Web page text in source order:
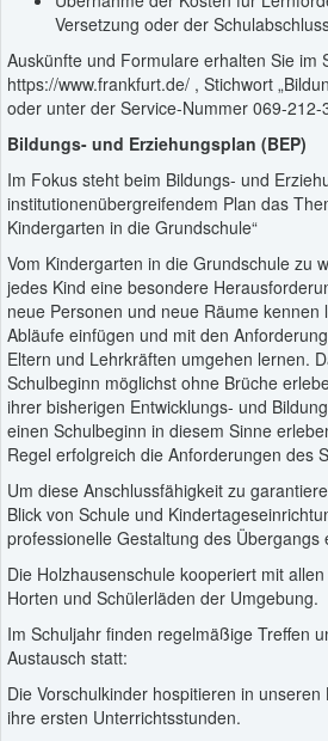
Versetzung oder der
Auskünfte und Formulare erhalten Sie im
https://www.frankfurt.de/ , Stichwort
oder unter der Service-Nummer 069-212-
Bildungs- und Erziehungsplan (BEP)
Im Fokus steht beim Bildungs- und
institutionenübergreifendem Plan das
Kindergarten in die Grundschule“
Vom Kindergarten in die Grundschule zu
jedes Kind eine besondere
neue Personen und neue Räume kennen
Abläufe einfügen und mit den
Eltern und Lehrkräften umgehen lernen.
Schulbeginn möglichst ohne Brüche
ihrer bisherigen Entwicklungs- und
einen Schulbeginn in diesem Sinne
Regel erfolgreich die Anforderungen des
Um diese Anschlussfähigkeit zu
Blick von Schule und
professionelle Gestaltung des Übergangs
Die Holzhausenschule kooperiert mit
Horten und Schülerläden der Umgebung.
Im Schuljahr finden regelmäßige Treffen
Austausch statt:
Die Vorschulkinder hospitieren in
ihre ersten Unterrichtsstunden.